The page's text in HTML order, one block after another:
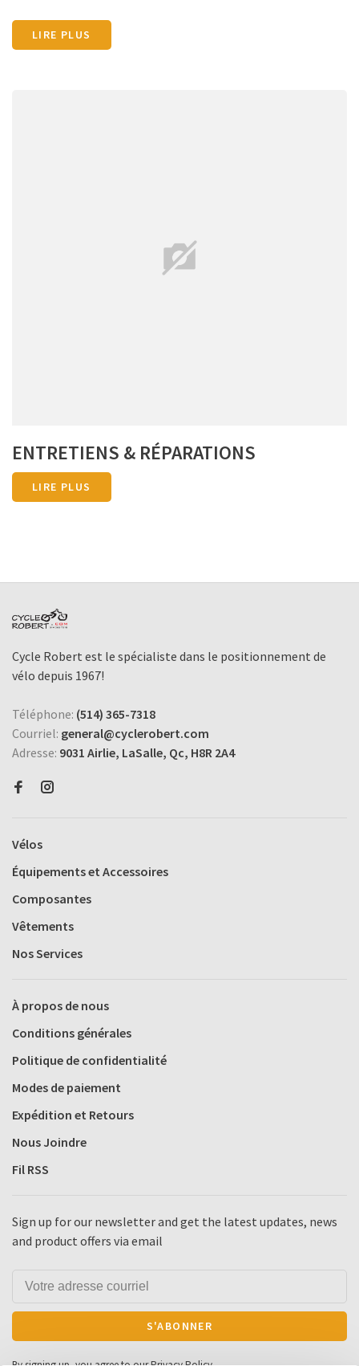
LIRE PLUS
ENTRETIENS & RÉPARATIONS
LIRE PLUS
Cycle Robert est le spécialiste dans le positionnement de
vélo depuis 1967!
Téléphone: (514) 365-7318
Courriel: general@cyclerobert.com
Adresse: 9031 Airlie, LaSalle, Qc, H8R 2A4
Vélos
Équipements et Accessoires
Composantes
Vêtements
Nos Services
À propos de nous
Conditions générales
Politique de confidentialité
Modes de paiement
Expédition et Retours
Nous Joindre
Fil RSS
Sign up for our newsletter and get the latest updates, news
and product offers via email
S'ABONNER